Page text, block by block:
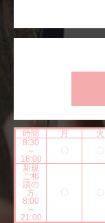
時間 月 火
8:30
～
18:00
〇 〇
新規
ご相
談の
方
8:00
～
21:00
〇 〇